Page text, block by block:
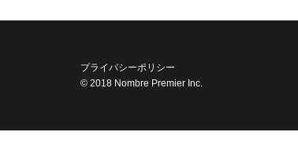
プライバシーポリシー
© 2018 Nombre Premier Inc.